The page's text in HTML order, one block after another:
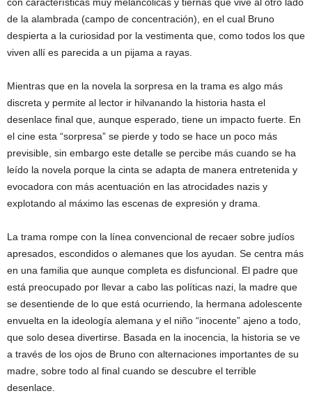
de la alambrada (campo de concentración), en el cual Bruno
despierta a la curiosidad por la vestimenta que, como todos los que
viven allí es parecida a un pijama a rayas.
Mientras que en la novela la sorpresa en la trama es algo más
discreta y permite al lector ir hilvanando la historia hasta el
desenlace final que, aunque esperado, tiene un impacto fuerte. En
el cine esta “sorpresa” se pierde y todo se hace un poco más
previsible, sin embargo este detalle se percibe más cuando se ha
leído la novela porque la cinta se adapta de manera entretenida y
evocadora con más acentuación en las atrocidades nazis y
explotando al máximo las escenas de expresión y drama.
La trama rompe con la línea convencional de recaer sobre judíos
apresados, escondidos o alemanes que los ayudan. Se centra más
en una familia que aunque completa es disfuncional. El padre que
está preocupado por llevar a cabo las políticas nazi, la madre que
se desentiende de lo que está ocurriendo, la hermana adolescente
envuelta en la ideología alemana y el niño “inocente” ajeno a todo,
que solo desea divertirse. Basada en la inocencia, la historia se ve
a través de los ojos de Bruno con alternaciones importantes de su
madre, sobre todo al final cuando se descubre el terrible
desenlace.